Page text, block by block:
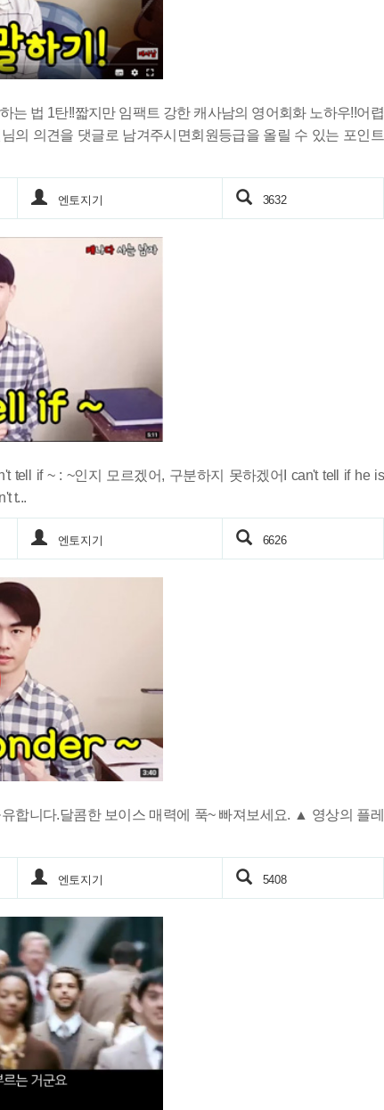
는 법 1탄!!짧지만 임팩트 강한 캐사남의 영어회화 노하우!!어렵
의 의견을 댓글로 남겨주시면회원등급을 올릴 수 있는 포인트
엔토지기 3632
tell if ~ : ~인지 모르겠어, 구분하지 못하겠어I can't tell if he is
t...
엔토지기 6626
합니다.달콤한 보이스 매력에 푹~ 빠져보세요. ▲ 영상의 플레
엔토지기 5408